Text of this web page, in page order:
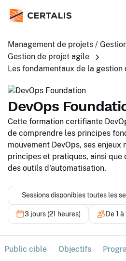
Management de projets /
Gestion de projet agile
Les fondamentaux de la
DevOps
Cette formation certifiante
de comprendre les principes
mouvement DevOps, ses enjeux
principes et pratiques, ainsi que
des outils d'automatisation.
Sessions disponibles toutes les
3 jours (21 heures) De 1
Public cible Objectifs